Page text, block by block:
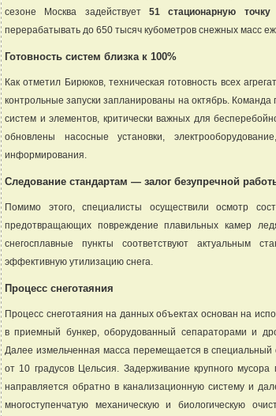
сезоне Москва задействует 51 стационарную точку
перерабатывать до 650 тысяч кубометров снежных масс
Готовность систем близка к 100%
Как отметил Бирюков, техническая готовность всех
контрольные запуски запланированы на октябрь. Команда
систем и элементов, критически важных для
обновлены насосные установки,
информирования.
Следование стандартам — залог безупречной
Помимо этого, специалисты осуществили осмотр
предотвращающих повреждение плавильных камер
снегосплавные пункты соответствуют актуальным
эффективную утилизацию снега.
Процесс снеготаяния
Процесс снеготаяния на данных объектах основан на
в приемный бункер, оборудованный сепараторами и
Далее измельченная масса перемещается в специальный
от 10 градусов Цельсия. Задерживание крупного
направляется обратно в канализационную систему и
многоступенчатую механическую и биологическую